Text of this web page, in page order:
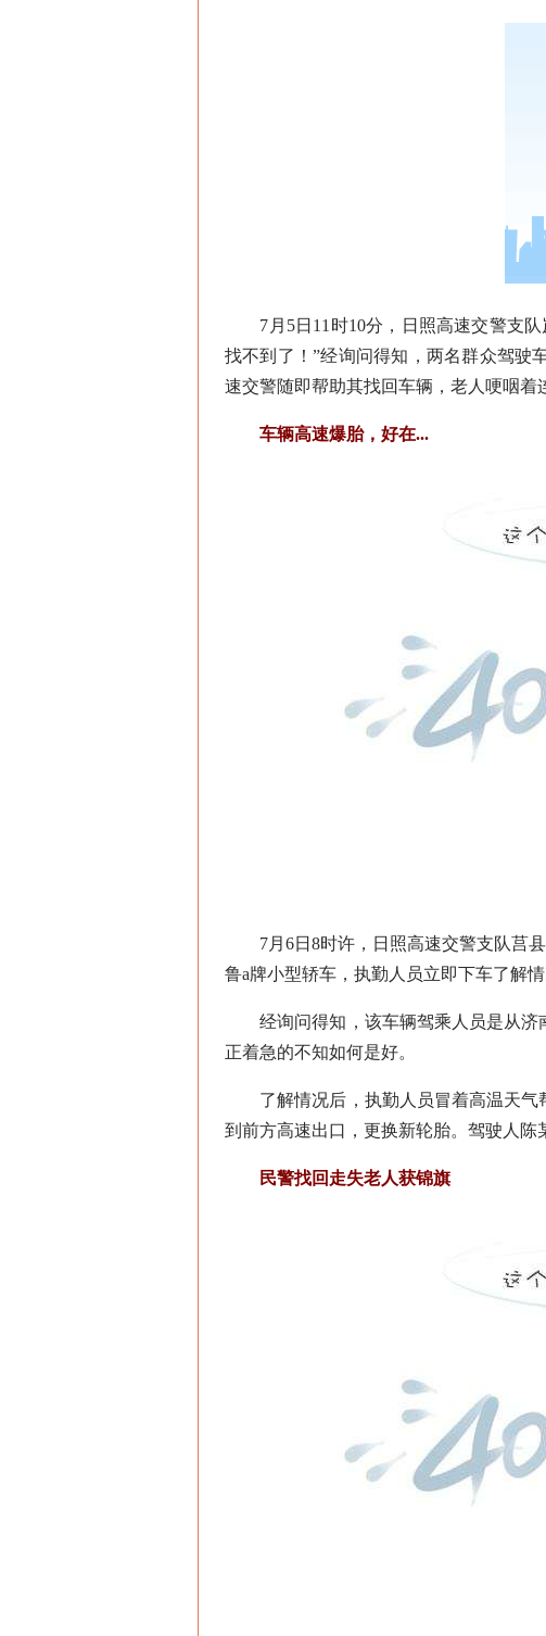
7月5日11时10分，日照高速交警支队
找不到了！”经询问得知，两名群众驾驶
速交警随即帮助其找回车辆，老人哽咽着
车辆高速爆胎，好在...
7月6日8时许，日照高速交警支队莒县
鲁a牌小型轿车，执勤人员立即下车了解情
经询问得知，该车辆驾乘人员是从济
正着急的不知如何是好。
了解情况后，执勤人员冒着高温天气
到前方高速出口，更换新轮胎。驾驶人陈
民警找回走失老人获锦旗